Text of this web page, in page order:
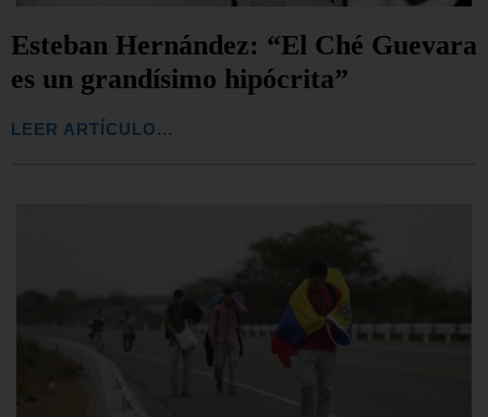
Esteban Hernández: “El Ché Guevara
es un grandísimo hipócrita”
LEER ARTÍCULO...